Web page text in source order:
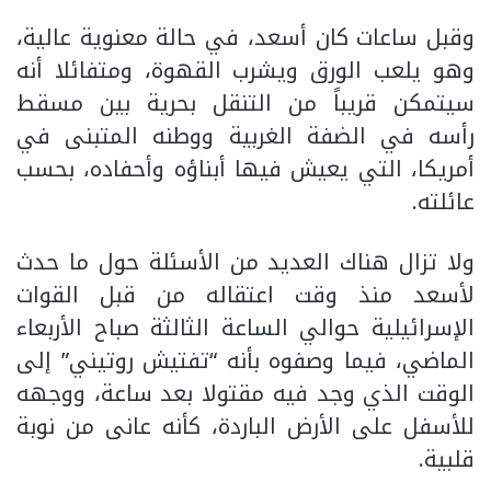
وقبل ساعات كان أسعد، في حالة معنوية عالية،
وهو يلعب الورق ويشرب القهوة، ومتفائلا أنه
سيتمكن قريباً من التنقل بحرية بين مسقط
رأسه في الضفة الغربية ووطنه المتبنى في
أمريكا، التي يعيش فيها أبناؤه وأحفاده، بحسب
عائلته.
ولا تزال هناك العديد من الأسئلة حول ما حدث
لأسعد منذ وقت اعتقاله من قبل القوات
الإسرائيلية حوالي الساعة الثالثة صباح الأربعاء
الماضي، فيما وصفوه بأنه “تفتيش روتيني” إلى
الوقت الذي وجد فيه مقتولا بعد ساعة، ووجهه
للأسفل على الأرض الباردة، كأنه عانى من نوبة
قلبية.